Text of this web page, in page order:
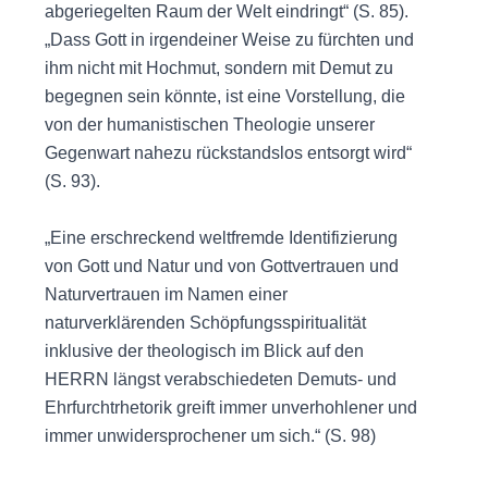
abgeriegelten Raum der Welt eindringt“ (S. 85).
„Dass Gott in irgendeiner Weise zu fürchten und
ihm nicht mit Hochmut, sondern mit Demut zu
begegnen sein könnte, ist eine Vorstellung, die
von der humanistischen Theologie unserer
Gegenwart nahezu rückstandslos entsorgt wird“
(S. 93).
„Eine erschreckend weltfremde Identifizierung
von Gott und Natur und von Gottvertrauen und
Naturvertrauen im Namen einer
naturverklärenden Schöpfungsspiritualität
inklusive der theologisch im Blick auf den
HERRN längst verabschiedeten Demuts- und
Ehrfurchtrhetorik greift immer unverhohlener und
immer unwidersprochener um sich.“ (S. 98)